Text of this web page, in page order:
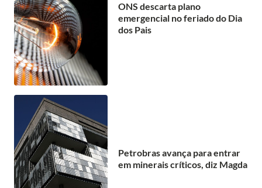
ONS descarta plano
emergencial no feriado do Dia
dos Pais
Petrobras avança para entrar
em minerais críticos, diz Magda